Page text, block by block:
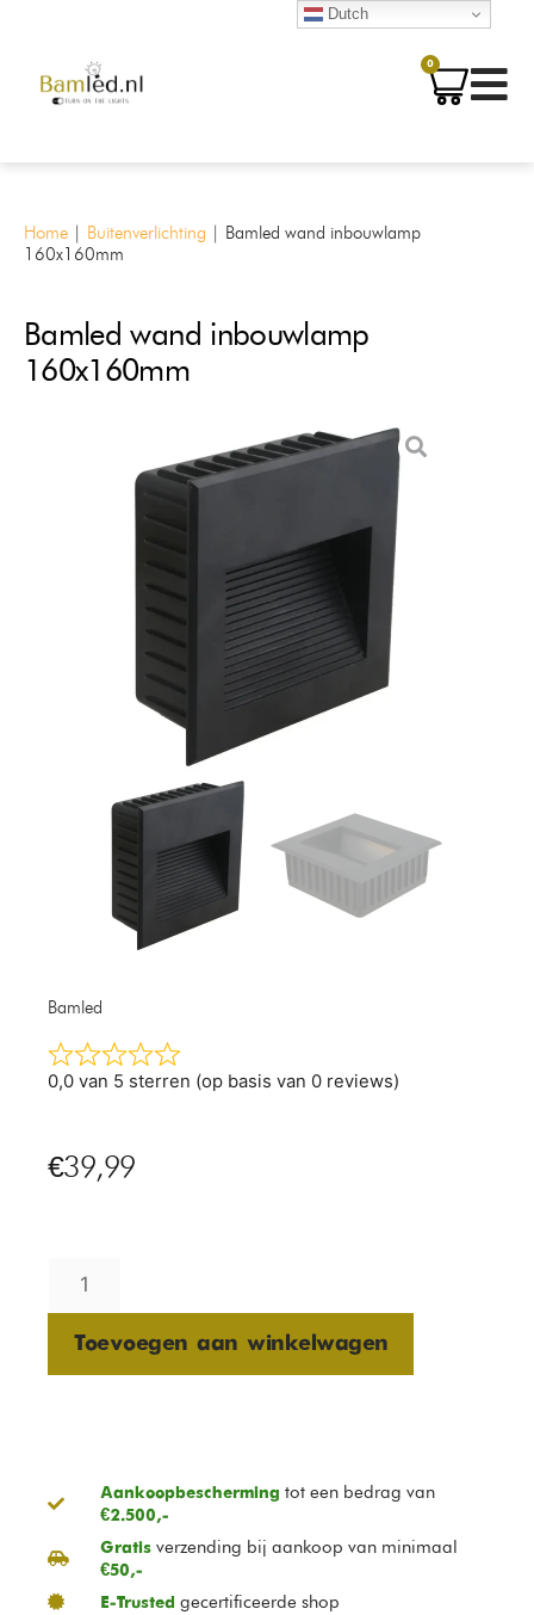
0
Home | Buitenverlichting | Bamled wand inbouwlamp
160x160mm
Bamled wand inbouwlamp
160x160mm
Bamled
0,0 van 5 sterren (op basis van 0 reviews)
€39,99
Toevoegen aan winkelwagen
Aankoopbescherming tot een bedrag van
€2.500,-
Gratisverzending bij aankoop van minimaal
€50,-
E-Trusted gecertificeerde shop
Dutch